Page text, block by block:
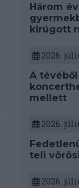
Három
kirúgott
2026.
A
mellett
2026.
teli
2026.